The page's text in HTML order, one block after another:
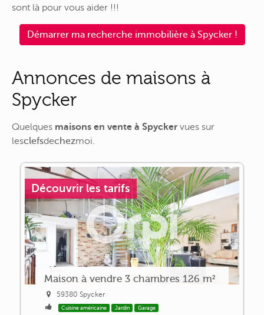
sont là pour vous aider !!!
Démarrer ma recherche immobilière à Spycker !
Annonces de maisons à
Spycker
Quelques maisons en vente à Spycker vues sur
lesclefsdechezmoi.
Découvrir les tarifs
Maison à vendre 3 chambres 126 m²
59380 Spycker
Cuisine américaine Jardin Garage